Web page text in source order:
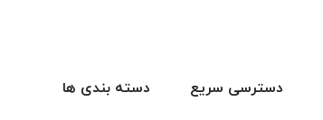
دسترسی سریع دسته بندی ها